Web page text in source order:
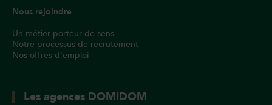
Nous rejoindre
Un métier porteur de sens
Notre processus de recrutement
Nos offres d’emploi
Les agences DOMIDOM